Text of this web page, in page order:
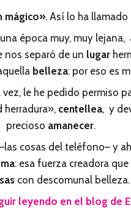
mágico». Así lo ha llamado
época muy, muy
nos separó de un lugar
belleza: por eso es
vez, le he pedido permiso
centellea, y
precioso amanecer.
cosas del teléfono– y
: esa fuerza creadora
con descomunal belleza.
leyendo en el blog de